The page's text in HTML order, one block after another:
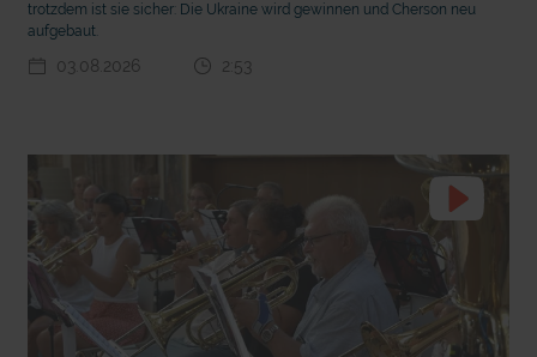
trotzdem ist sie sicher: Die Ukraine wird gewinnen und Cherson neu
aufgebaut.
03.08.2026 2:53